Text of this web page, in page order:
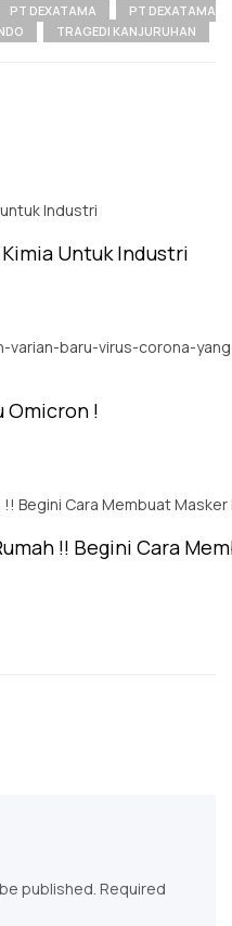
PT DEXATAMA
PT DEXATAMA
TRAGEDI KANJURUHAN
Untuk Industri
Omicron !
!! Begini Cara
published. Required